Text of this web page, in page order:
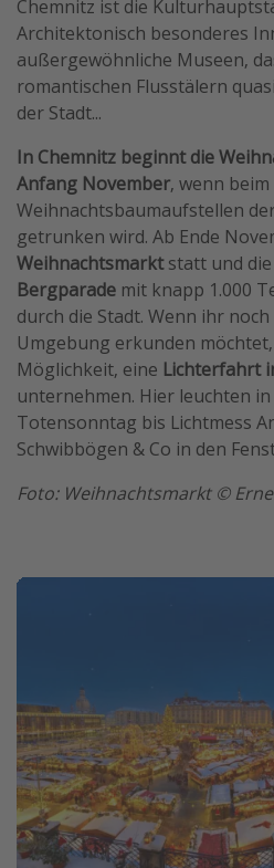
Chemnitz ist die
Architektonisch besonderes
außergewöhnliche Museen,
romantischen Flusstälern
der Stadt...
In Chemnitz beginnt die
Anfang November, wenn beim
Weihnachtsbaumaufstellen
getrunken wird. Ab Ende
Weihnachtsmarktstatt und die
Bergparade mit knapp 1.000
durch die Stadt. Wenn ihr
Umgebung erkunden
Möglichkeit, eine Lichterfahrt
unternehmen. Hier leuchten
Totensonntag bis Lichtmess
Schwibbögen & Co in den
Foto: Weihnachtsmarkt ©